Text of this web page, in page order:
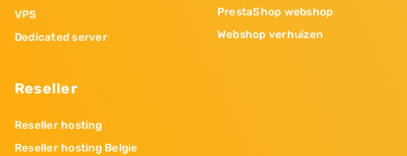
VPS
Dedicated server
Reseller
Reseller hosting
Reseller hosting Belgie
PrestaShop webshop
Webshop verhuizen